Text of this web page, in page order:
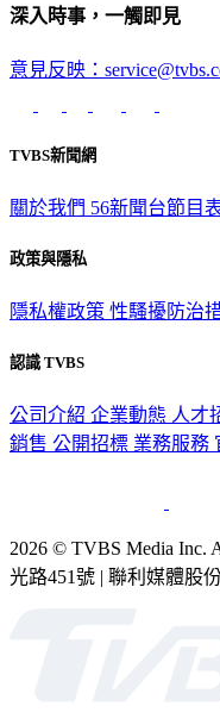
深入時事，一觸即見
意見反映：
TVBS新聞網
關於我們 56新聞台節目
政策與隱私
隱私權政策 性騷擾防治
認識 TVBS
公司介紹 企業動態 人才
銷售 公開招標 業務服務
2026 © TVBS Media Inc.
光路451號 | 聯利媒體股